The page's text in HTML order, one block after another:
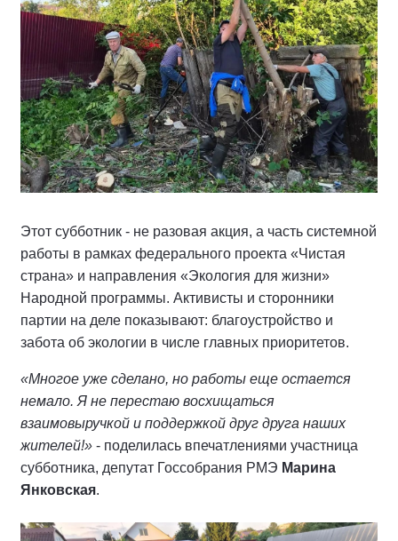
Этот субботник - не разовая акция, а часть системной
работы в рамках федерального проекта «Чистая
страна» и направления «Экология для жизни»
Народной программы. Активисты и сторонники
партии на деле показывают: благоустройство и
забота об экологии в числе главных приоритетов.
«Многое уже сделано, но работы еще остается
немало. Я не перестаю восхищаться
взаимовыручкой и поддержкой друг друга наших
жителей!» - поделилась впечатлениями участница
субботника, депутат Госсобрания РМЭ Марина
Янковская.